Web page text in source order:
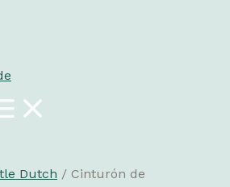
Dutch / Cinturón de